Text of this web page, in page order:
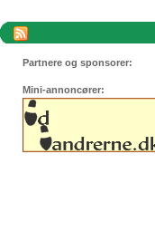
Partnere og sponsorer:
Mini-annoncører: